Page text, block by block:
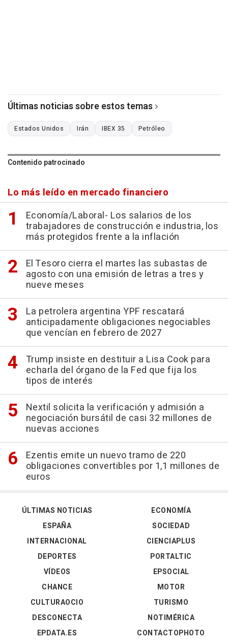
Últimas noticias sobre estos temas
Estados Unidos Irán IBEX 35 Petróleo
Contenido patrocinado
Lo más leído en mercado financiero
Economía/Laboral- Los salarios de los
trabajadores de construcción e industria, los
más protegidos frente a la inflación
El Tesoro cierra el martes las subastas de
agosto con una emisión de letras a tres y
nueve meses
La petrolera argentina YPF rescatará
anticipadamente obligaciones negociables
que vencían en febrero de 2027
Trump insiste en destituir a Lisa Cook para
echarla del órgano de la Fed que fija los
tipos de interés
Nextil solicita la verificación y admisión a
negociación bursátil de casi 32 millones de
nuevas acciones
Ezentis emite un nuevo tramo de 220
obligaciones convertibles por 1,1 millones de
euros
ÚLTIMAS NOTICIAS
ESPAÑA
INTERNACIONAL
DEPORTES
VÍDEOS
ECONOMÍA
SOCIEDAD
CIENCIAPLUS
PORTALTIC
EPSOCIAL
CHANCE
CULTURAOCIO
DESCONECTA
EPDATA.ES
MOTOR
TURISMO
NOTIMÉRICA
CONTACTOPHOTO